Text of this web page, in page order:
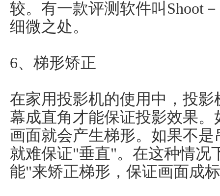
较。有一款评测软件叫Shoot
细微之处。
6、梯形矫正
在家用投影机的使用中，投
幕成直角才能保证投影效果
画面就会产生梯形。如果不
就难保证"垂直"。在这种情况
能"来矫正梯形，保证画面成